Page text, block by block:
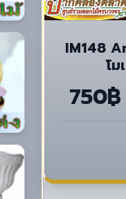
IM148
โ
750฿